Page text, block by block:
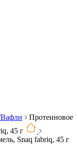
Протеиновое
45 г
Snaq fabriq, 45 г